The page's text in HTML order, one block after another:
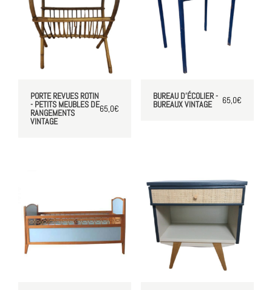
PORTE REVUES ROTIN
- PETITS MEUBLES DE
RANGEMENTS
VINTAGE
65,0€
BUREAU D’ÉCOLIER -
BUREAUX VINTAGE 65,0€